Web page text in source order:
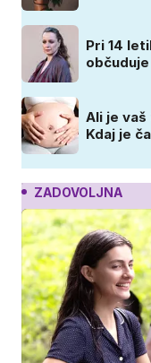
Pri 14
Ali je
Kdaj je
ZADOVOLJNA